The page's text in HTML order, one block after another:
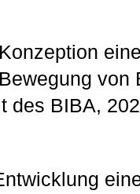
des BIBA,